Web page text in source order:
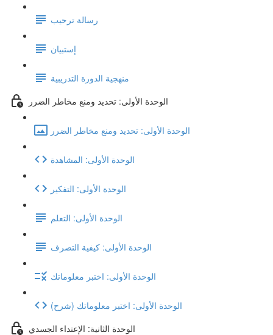
رسالة ترحيب
إستبيان
منهجية الدورة التدريبية
الوحدة الأولى: تحديد ومنع مخاطر الضرر
الوحدة الأولى: تحديد ومنع مخاطر الضرر
الوحدة الأولى: المشاهدة
الوحدة الأولى: التفكير
الوحدة الأولى: التعلم
الوحدة الأولى: كيفية التصرف
الوحدة الأولى: اختبر معلوماتك
(شرح) الوحدة الأولى: اختبر معلوماتك
الوحدة الثانية: الإعتداء الجسدي